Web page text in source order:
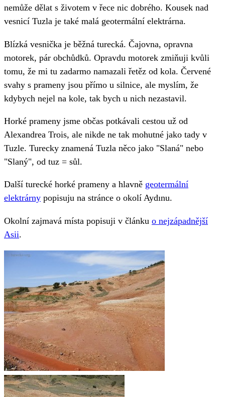
nemůže dělat s životem v řece nic dobrého. Kousek nad
vesnicí Tuzla je také malá geotermální elektrárna.
Blízká vesnička je běžná turecká. Čajovna, opravna
motorek, pár obchůdků. Opravdu motorek zmiňuji kvůli
tomu, že mi tu zadarmo namazali řetěz od kola. Červené
svahy s prameny jsou přímo u silnice, ale myslím, že
kdybych nejel na kole, tak bych u nich nezastavil.
Horké prameny jsme občas potkávali cestou už od
Alexandrea Trois, ale nikde ne tak mohutné jako tady v
Tuzle. Turecky znamená Tuzla něco jako "Slaná" nebo
"Slaný", od tuz = sůl.
Další turecké horké prameny a hlavně geotermální
elektrárny popisuju na stránce o okolí Aydınu.
Okolní zajmavá místa popisuji v článku o nejzápadnější
Asii.